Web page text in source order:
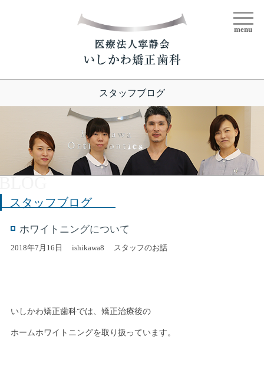
menu
スタッフブログ
スタッフブログ
ホワイトニングについて
2018年7月16日 ishikawa8 スタッフのお話
いしかわ矯正歯科では、矯正治療後の
ホームホワイトニングを取り扱っています。